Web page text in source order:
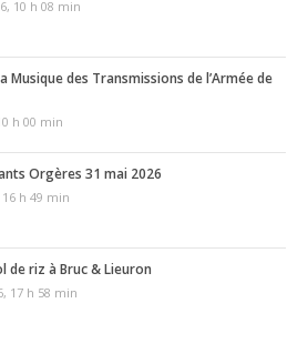
10 h 08 min
Musique des Transmissions de l’Armée de
h 00 min
Orgères 31 mai 2026
h 49 min
de riz à Bruc & Lieuron
17 h 58 min